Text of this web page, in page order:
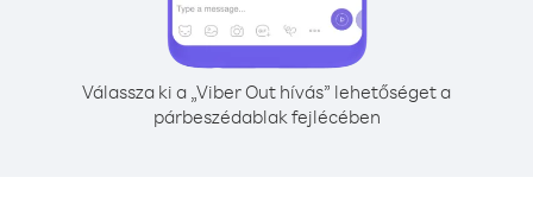
Válassza ki a „Viber Out hívás” lehetőséget a
párbeszédablak fejlécében